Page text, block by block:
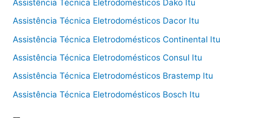
Assistência Técnica Eletrodomésticos Dako Itu
Assistência Técnica Eletrodomésticos Dacor Itu
Assistência Técnica Eletrodomésticos Continental Itu
Assistência Técnica Eletrodomésticos Consul Itu
Assistência Técnica Eletrodomésticos Brastemp Itu
Assistência Técnica Eletrodomésticos Bosch Itu